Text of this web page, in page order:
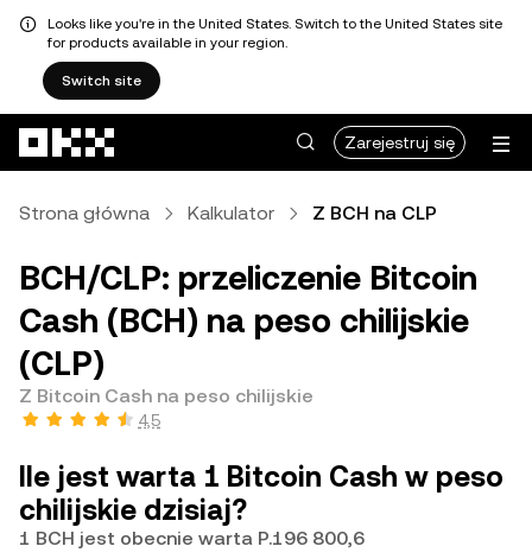
Looks like you're in the United States. Switch to the United States site
for products available in your region.
Switch site
Zarejestruj się
Strona główna Kalkulator Z BCH na CLP
BCH/CLP: przeliczenie Bitcoin
Cash (BCH) na peso chilijskie
(CLP)
Z Bitcoin Cash na peso chilijskie
4,5
Ile jest warta 1 Bitcoin Cash w peso
chilijskie dzisiaj?
1 BCH jest obecnie warta P.196 800,6